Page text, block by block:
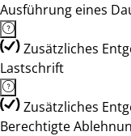
Ausführung eines
Zusätzliches
Lastschrift
Zusätzliches
Berechtigte